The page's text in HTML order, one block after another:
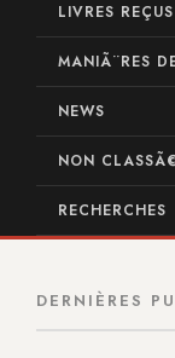
LIVRES REÇUS
MANIÃ¨RES
NEWS
NON
RECHERCHES
DERNIÈRES